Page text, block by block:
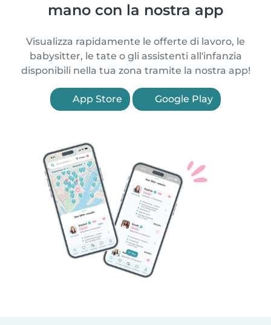
mano con la nostra app
Visualizza rapidamente le offerte di lavoro, le
babysitter, le tate o gli assistenti all'infanzia
disponibili nella tua zona tramite la nostra app!
App Store Google Play